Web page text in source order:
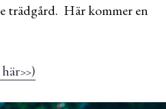
trädgård. Här kommer en